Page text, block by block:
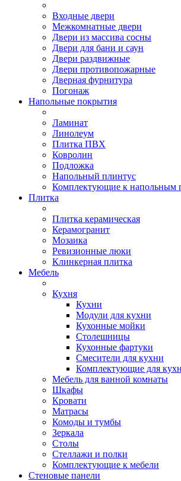
Входные двери
Межкомнатные двери
Двери из массива сосны
Двери для бани и саун
Двери раздвижные
Двери противопожарные
Дверная фурнитура
Погонаж
Напольные покрытия
Ламинат
Линолеум
Плитка ПВХ
Ковролин
Подложка
Напольный плинтус
Комплектующие к напольным
Плитка
Плитка керамическая
Керамогранит
Мозаика
Ревизионные люки
Клинкерная плитка
Мебель
Кухня
Кухни
Модули для кухни
Кухонные мойки
Столешницы
Кухонные фартуки
Смесители для кухни
Комплектующие для
Мебель для ванной комнаты
Шкафы
Кровати
Матрасы
Комоды и тумбы
Зеркала
Столы
Стеллажи и полки
Комплектующие к мебели
Стеновые панели